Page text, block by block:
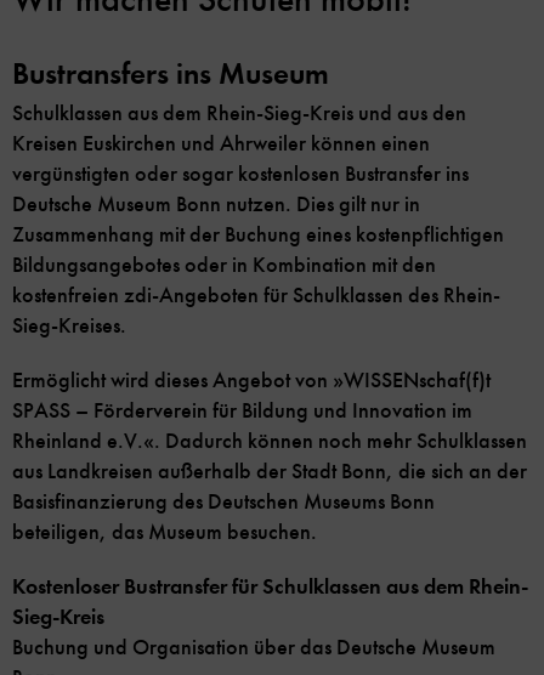
Bustransfers ins Museum
Schulklassen aus dem Rhein-Sieg-Kreis und aus den
Kreisen Euskirchen und Ahrweiler können einen
vergünstigten oder sogar kostenlosen Bustransfer ins
Deutsche Museum Bonn nutzen. Dies gilt nur in
Zusammenhang mit der Buchung eines kostenpflichtigen
Bildungsangebotes oder in Kombination mit den
kostenfreien zdi-Angeboten für Schulklassen des Rhein-
Sieg-Kreises.
Ermöglicht wird dieses Angebot von »WISSENschaf(f)t
SPASS – Förderverein für Bildung und Innovation im
Rheinland e.V.«. Dadurch können noch mehr Schulklassen
aus Landkreisen außerhalb der Stadt Bonn, die sich an der
Basisfinanzierung des Deutschen Museums Bonn
beteiligen, das Museum besuchen.
Kostenloser Bustransfer für Schulklassen aus dem Rhein-
Sieg-Kreis
Buchung und Organisation über das Deutsche Museum